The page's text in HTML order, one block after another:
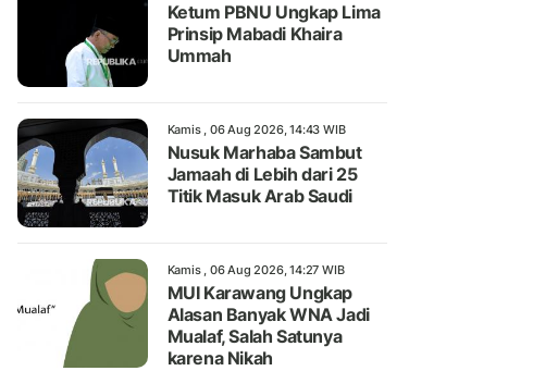
Ketum PBNU Ungkap Lima
Prinsip Mabadi Khaira
Ummah
Kamis , 06 Aug 2026, 14:43 WIB
Nusuk Marhaba Sambut
Jamaah di Lebih dari 25
Titik Masuk Arab Saudi
Kamis , 06 Aug 2026, 14:27 WIB
MUI Karawang Ungkap
Alasan Banyak WNA Jadi
Mualaf, Salah Satunya
karena Nikah